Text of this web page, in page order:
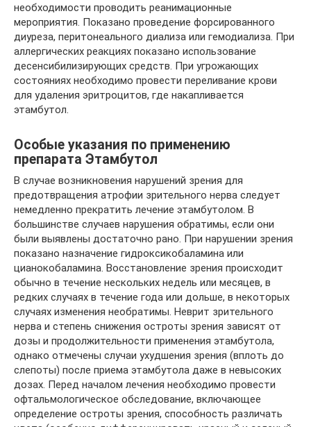
необходимости проводить реанимационные
мероприятия. Показано проведение форсированного
диуреза, перитонеального диализа или гемодиализа. При
аллергических реакциях показано использование
десенсибилизирующих средств. При угрожающих
состояниях необходимо провести переливание крови
для удаления эритроцитов, где накапливается
этамбутол.
Особые указания по применению
препарата Этамбутол
В случае возникновения нарушений зрения для
предотвращения атрофии зрительного нерва следует
немедленно прекратить лечение этамбутолом. В
большинстве случаев нарушения обратимы, если они
были выявлены достаточно рано. При нарушении зрения
показано назначение гидроксикобаламина или
цианокобаламина. Восстановление зрения происходит
обычно в течение нескольких недель или месяцев, в
редких случаях в течение года или дольше, в некоторых
случаях изменения необратимы. Неврит зрительного
нерва и степень снижения остроты зрения зависят от
дозы и продолжительности применения этамбутола,
однако отмечены случаи ухудшения зрения (вплоть до
слепоты) после приема этамбутола даже в невысоких
дозах. Перед началом лечения необходимо провести
офтальмологическое обследование, включающее
определение остроты зрения, способность различать